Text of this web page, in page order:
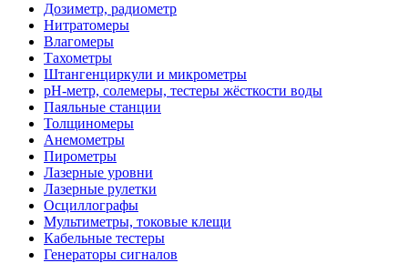
Дозиметр, радиометр
Нитратомеры
Влагомеры
Тахометры
Штангенциркули и микрометры
pH-метр, солемеры, тестеры жёсткости воды
Паяльные станции
Толщиномеры
Анемометры
Пирометры
Лазерные уровни
Лазерные рулетки
Осциллографы
Мультиметры, токовые клещи
Кабельные тестеры
Генераторы сигналов